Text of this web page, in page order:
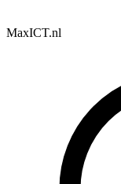
MaxICT.nl